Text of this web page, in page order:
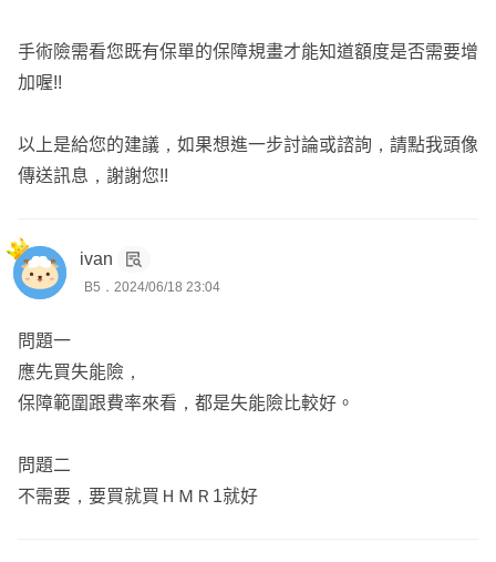
我的優勢❣️
💟定期幫客戶追蹤案件，不用擔心投保後找不到業務員❣️
💟積極處理文件，保單順利承保、發單
💟團隊累積了千萬理賠爭取過取多理賠狀況、協助客戶成功
核保
💟免費保單健診/整合服務
手術險需看您既有保單的保障規畫才能知道額度是否需要增
加喔!!
以上是給您的建議，如果想進一步討論或諮詢，請點我頭像
傳送訊息，謝謝您!!
ivan
B5．2024/06/18 23:04
問題一
應先買失能險，
保障範圍跟費率來看，都是失能險比較好。
問題二
不需要，要買就買ＨＭＲ1就好